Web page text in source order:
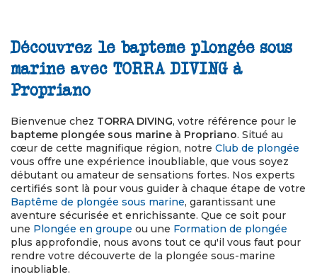
Découvrez le bapteme plongée sous
marine avec TORRA DIVING à
Propriano
Bienvenue chez TORRA DIVING, votre référence pour le
bapteme plongée sous marine à Propriano. Situé au
cœur de cette magnifique région, notre Club de plongée
vous offre une expérience inoubliable, que vous soyez
débutant ou amateur de sensations fortes. Nos experts
certifiés sont là pour vous guider à chaque étape de votre
Baptême de plongée sous marine, garantissant une
aventure sécurisée et enrichissante. Que ce soit pour
une Plongée en groupe ou une Formation de plongée
plus approfondie, nous avons tout ce qu'il vous faut pour
rendre votre découverte de la plongée sous-marine
inoubliable.